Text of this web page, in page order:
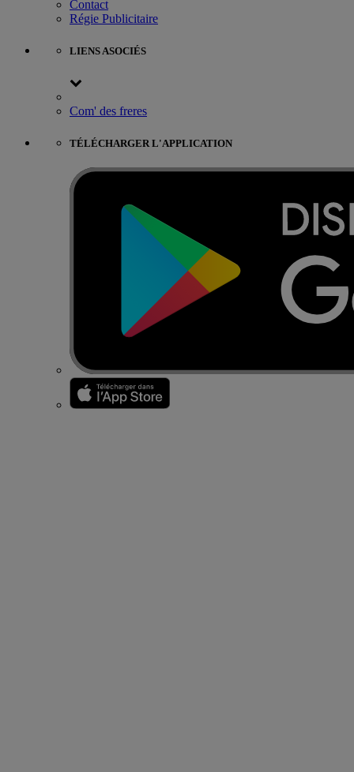
Contact
Régie Publicitaire
LIENS ASOCIÉS
Com' des freres
TÉLÉCHARGER L'APPLICATION